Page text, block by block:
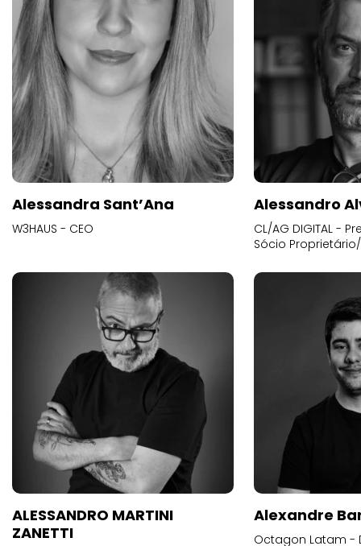
Alessandra Sant’Ana
W3HAUS - CEO
Alessandro
CL/AG DIGITAL -
Sócio
ALESSANDRO MARTINI
ZANETTI
Alexandre
Octagon Latam -